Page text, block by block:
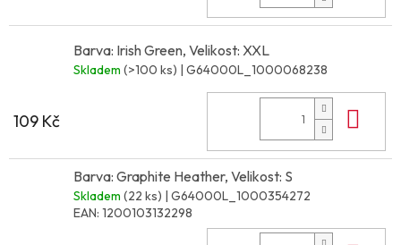
Barva: Irish Green, Velikost: XXL
Skladem (>100 ks) | G64000L_1000068238
109 Kč
Barva: Graphite Heather, Velikost: S
Skladem (22 ks) | G64000L_1000354272
EAN: 1200103132298